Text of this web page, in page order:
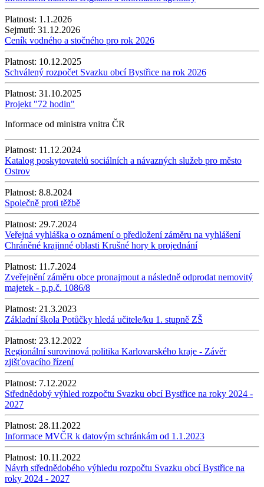
Platnost: 1.1.2026
Sejmutí: 31.12.2026
Ceník vodného a stočného pro rok 2026
Platnost: 10.12.2025
Schválený rozpočet Svazku obcí Bystřice na rok 2026
Platnost: 31.10.2025
Projekt "72 hodin"
Informace od ministra vnitra ČR
Platnost: 11.12.2024
Katalog poskytovatelů sociálních a návazných služeb pro město
Ostrov
Platnost: 8.8.2024
Společně proti těžbě
Platnost: 29.7.2024
Veřejná vyhláška o oznámení o předložení záměru na vyhlášení
Chráněné krajinné oblasti Krušné hory k projednání
Platnost: 11.7.2024
Zveřejnění záměru obce pronajmout a následně odprodat nemovitý
majetek - p.p.č. 1086/8
Platnost: 21.3.2023
Základní škola Potůčky hledá učitele/ku 1. stupně ZŠ
Platnost: 23.12.2022
Regionální surovinová politika Karlovarského kraje - Závěr
zjišťovacího řízení
Platnost: 7.12.2022
Střednědobý výhled rozpočtu Svazku obcí Bystřice na roky 2024 -
2027
Platnost: 28.11.2022
Informace MVČR k datovým schránkám od 1.1.2023
Platnost: 10.11.2022
Návrh střednědobého výhledu rozpočtu Svazku obcí Bystřice na
roky 2024 - 2027